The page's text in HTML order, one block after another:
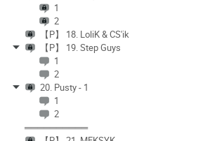
1
2
【P】 18. LoliK & CS'ik
【P】 19. Step Guys
1
2
20. Pusty - 1
1
2
══════════